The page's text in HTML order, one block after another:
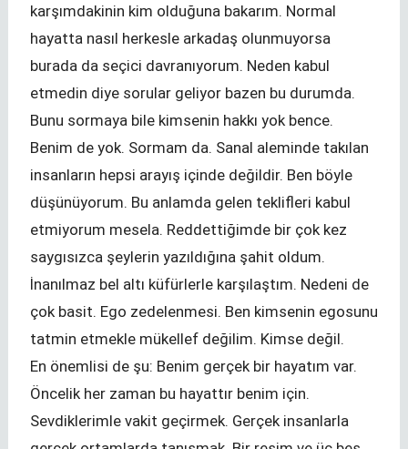
karşımdakinin kim olduğuna bakarım. Normal
hayatta nasıl herkesle arkadaş olunmuyorsa
burada da seçici davranıyorum. Neden kabul
etmedin diye sorular geliyor bazen bu durumda.
Bunu sormaya bile kimsenin hakkı yok bence.
Benim de yok. Sormam da. Sanal aleminde takılan
insanların hepsi arayış içinde değildir. Ben böyle
düşünüyorum. Bu anlamda gelen teklifleri kabul
etmiyorum mesela. Reddettiğimde bir çok kez
saygısızca şeylerin yazıldığına şahit oldum.
İnanılmaz bel altı küfürlerle karşılaştım. Nedeni de
çok basit. Ego zedelenmesi. Ben kimsenin egosunu
tatmin etmekle mükellef değilim. Kimse değil.
En önemlisi de şu: Benim gerçek bir hayatım var.
Öncelik her zaman bu hayattır benim için.
Sevdiklerimle vakit geçirmek. Gerçek insanlarla